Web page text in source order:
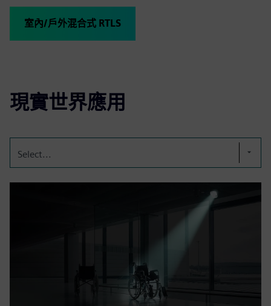
室內/戶外混合式 RTLS
現實世界應用
Select...